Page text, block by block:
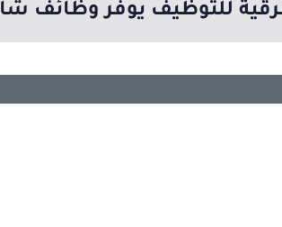
للتوظيف يوفر وظائف